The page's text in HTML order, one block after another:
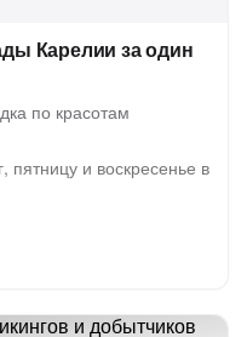
Карелии за один
по красотам
пятницу и воскресенье в